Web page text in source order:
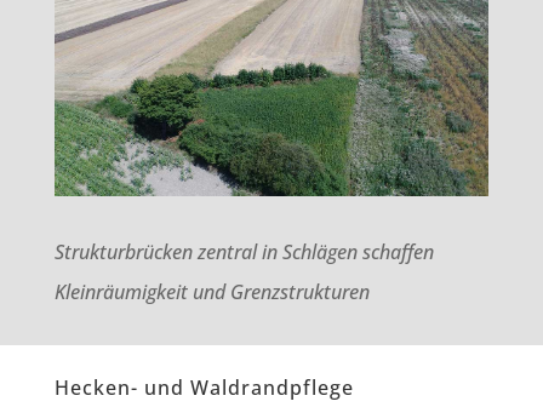
Strukturbrücken zentral in Schlägen schaffen
Kleinräumigkeit und Grenzstrukturen
Hecken- und Waldrandpflege